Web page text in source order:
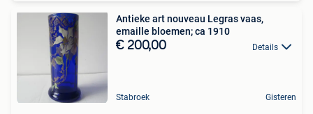
Antieke art nouveau Legras vaas,
emaille bloemen; ca 1910
€ 200,00 Details
Stabroek Gisteren